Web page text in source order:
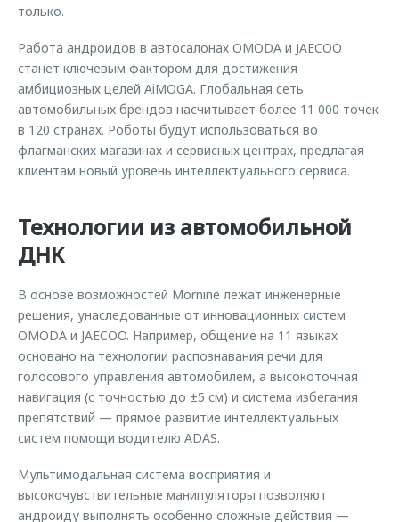
только.
Работа андроидов в автосалонах OMODA и JAECOO
станет ключевым фактором для достижения
амбициозных целей AiMOGA. Глобальная сеть
автомобильных брендов насчитывает более 11 000 точек
в 120 странах. Роботы будут использоваться во
флагманских магазинах и сервисных центрах, предлагая
клиентам новый уровень интеллектуального сервиса.
Технологии из автомобильной
ДНК
В основе возможностей Mornine лежат инженерные
решения, унаследованные от инновационных систем
OMODA и JAECOO. Например, общение на 11 языках
основано на технологии распознавания речи для
голосового управления автомобилем, а высокоточная
навигация (с точностью до ±5 см) и система избегания
препятствий — прямое развитие интеллектуальных
систем помощи водителю ADAS.
Мультимодальная система восприятия и
высокочувствительные манипуляторы позволяют
андроиду выполнять особенно сложные действия —